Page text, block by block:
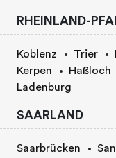
RHEINLAND-
Koblenz Trier
Kerpen
Haßloch
Ladenburg
SAARLAND
Saarbrücken